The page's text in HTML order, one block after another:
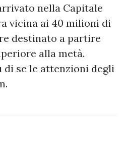
nella Capitale
vicina ai 40 milioni di
destinato a partire
alla metà.
di se le attenzioni degli